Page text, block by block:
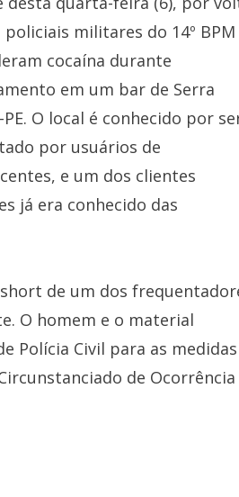
policiais militares do 14º BPM
cocaína durante
em um bar de Serra
O local é conhecido por
por usuários de
e um dos clientes
já era conhecido das
de um dos
O homem e o material
Polícia Civil para as medidas
de Ocorrência